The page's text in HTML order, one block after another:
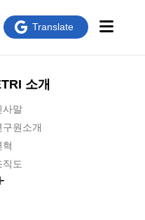
소개
사말
구원소개
혁
직도
Translate